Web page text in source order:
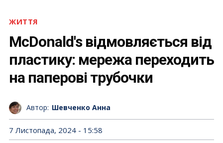
ЖИТТЯ
McDonald's відмовляється від
пластику: мережа переходить
на паперові трубочки
Автор: Шевченко Анна
7 Листопада, 2024 - 15:58